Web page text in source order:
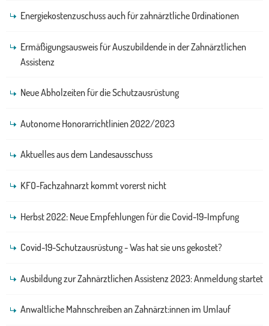
Energiekostenzuschuss auch für zahnärztliche Ordinationen
Ermäßigungsausweis für Auszubildende in der Zahnärztlichen
Assistenz
Neue Abholzeiten für die Schutzausrüstung
Autonome Honorarrichtlinien 2022/2023
Aktuelles aus dem Landesausschuss
KFO-Fachzahnarzt kommt vorerst nicht
Herbst 2022: Neue Empfehlungen für die Covid-19-Impfung
Covid-19-Schutzausrüstung - Was hat sie uns gekostet?
Ausbildung zur Zahnärztlichen Assistenz 2023: Anmeldung startet
Anwaltliche Mahnschreiben an Zahnärzt:innen im Umlauf